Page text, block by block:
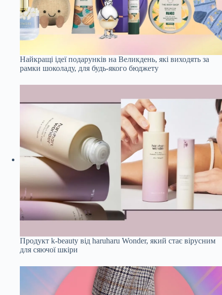
Найкращі ідеї подарунків на Великдень, які виходять за
рамки шоколаду, для будь-якого бюджету
Продукт k-beauty від haruharu Wonder, який стає вірусним
для сяючої шкіри